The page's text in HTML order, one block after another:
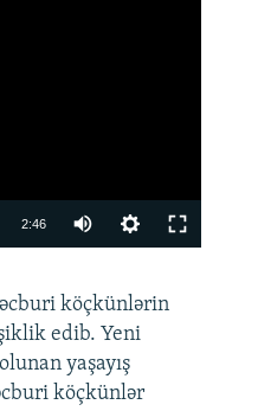
2:46
360p
480p
720p
köçkünlərin
edib. Yeni
yaşayış
köçkünlər